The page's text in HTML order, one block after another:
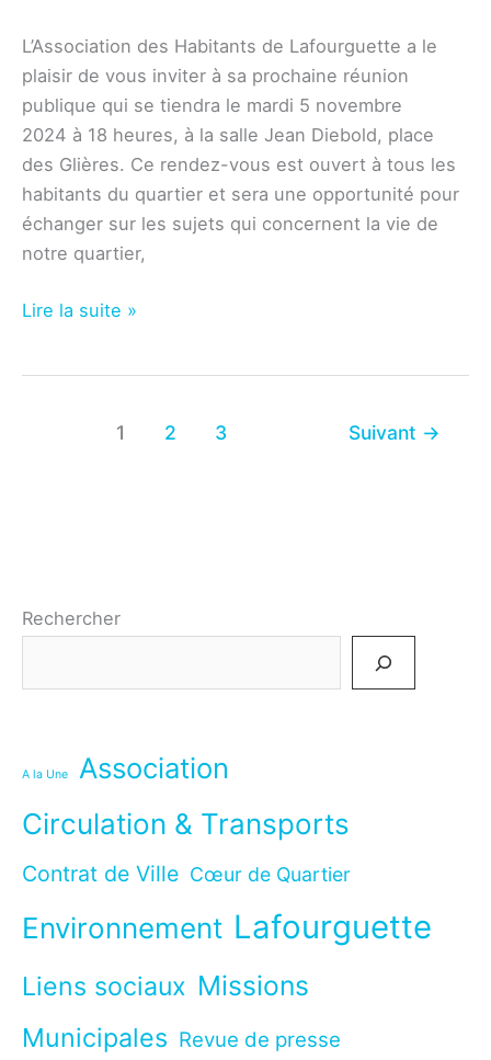
L’Association des Habitants de Lafourguette a le
plaisir de vous inviter à sa prochaine réunion
publique qui se tiendra le mardi 5 novembre
2024 à 18 heures, à la salle Jean Diebold, place
des Glières. Ce rendez-vous est ouvert à tous les
habitants du quartier et sera une opportunité pour
échanger sur les sujets qui concernent la vie de
notre quartier,
Association
Lire la suite »
1 2 3 Suivant →
Rechercher
A la Une
Association
Circulation & Transports
Contrat de Ville Cœur de Quartier
Environnement Lafourguette
Liens sociaux Missions
Municipales Revue de presse